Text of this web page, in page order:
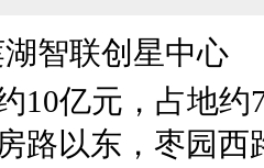
智联创星中心
10亿元，占地
路以东，枣园